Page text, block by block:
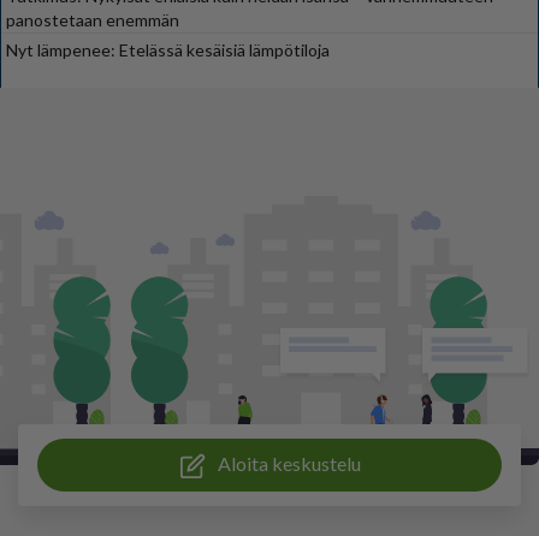
panostetaan enemmän
Nyt lämpenee: Etelässä kesäisiä lämpötiloja
Aloita keskustelu